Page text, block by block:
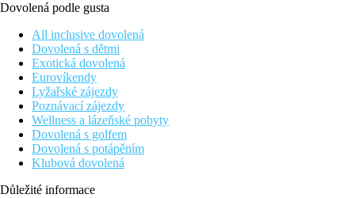
Dovolená podle gusta
All inclusive dovolená
Dovolená s dětmi
Exotická dovolená
Eurovíkendy
Lyžařské zájezdy
Poznávací zájezdy
Wellness a lázeňské pobyty
Dovolená s golfem
Dovolená s potápěním
Klubová dovolená
Důležité informace